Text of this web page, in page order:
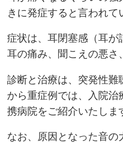
きに発症すると言われて
症状は、耳閉塞感（耳が
耳の痛み、聞こえの悪さ
診断と治療は、突発性難
から重症例では、入院治
携病院をご紹介いたしま
なお、原因となった音の